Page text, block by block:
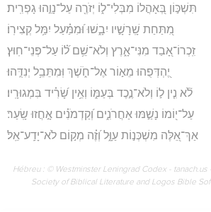
תִּשְׁכּ֣וֹן בְּ֭אָהֳלוֹ מִבְּלִי־ל֑וֹ יְזֹרֶ֖ה עַל־נָוֵ֣הוּ גָפְרִֽית׃
מִ֭תַּחַת שָֽׁרָשָׁ֣יו יִבָ֑שׁוּ וּ֝מִמַּ֗עַל יִמַּ֥ל קְצִירֽוֹ׃
זִֽכְרוֹ־אָ֭בַד מִנִּי־אָ֑רֶץ וְלֹא־שֵׁ֥ם ל֝֗וֹ עַל־פְּנֵי־חֽוּץ׃
יֶ֭הְדְּפֻהוּ מֵא֣וֹר אֶל־חֹ֑שֶׁךְ וּֽמִתֵּבֵ֥ל יְנִדֻּֽהוּ׃
לֹ֘א נִ֤ין ל֣וֹ וְלֹא־נֶ֣כֶד בְּעַמּ֑וֹ וְאֵ֥ין שָׂ֝רִ֗יד בִּמְגוּרָֽיו׃
עַל־י֭וֹמוֹ נָשַׁ֣מּוּ אַחֲרֹנִ֑ים וְ֝קַדְמֹנִ֗ים אָ֣חֲזוּ שָֽׂעַר׃
אַךְ־אֵ֭לֶּה מִשְׁכְּנ֣וֹת עַוָּ֑ל וְ֝זֶ֗ה מְק֣וֹם לֹא־יָדַֽע־אֵֽל׃
Hébreu : © Westminster Leningrad Codex -
Society of Biblical Literature and Logos Bible